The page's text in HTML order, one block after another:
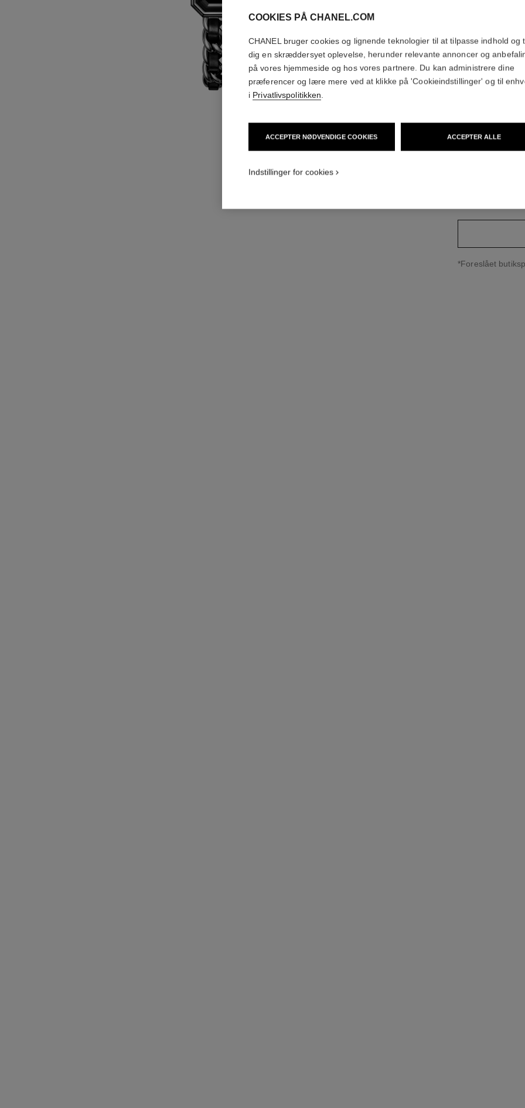
Stål og sort
udgave(2)
↩
*Foreslået
COOKIES PÅ CHANEL.COM
CHANEL bruger cookies og lignende teknologier til at tilpasse indhold og
dig en skræddersyet oplevelse, herunder relevante annoncer og
på vores hjemmeside og hos vores partnere. Du kan administrere dine
præferencer og lære mere ved at klikke på 'Cookieindstillinger' og til
i Privatlivspolitikken
ACCEPTER NØDVENDIGE COOKIES ACCEPTER ALLE
Indstillinger for cookies